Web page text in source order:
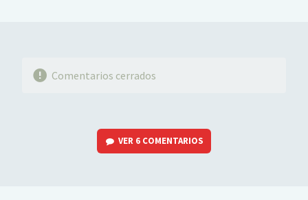
Comentarios cerrados
VER 6 COMENTARIOS